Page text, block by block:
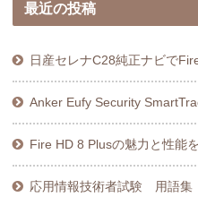
最近の投稿
日産セレナC28純正ナビで
Anker Eufy Security
Fire HD 8 Plusの魅力と性能
応用情報技術者試験 用語集